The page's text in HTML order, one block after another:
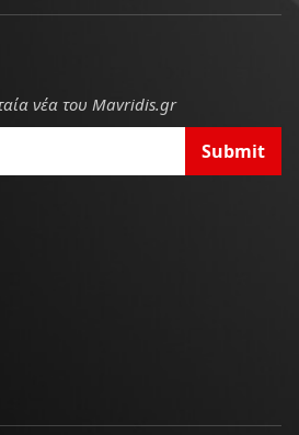
νέα του Mavridis.gr
Submit